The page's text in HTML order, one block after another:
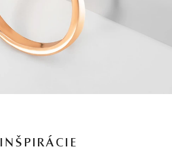
INŠPIRÁCIE